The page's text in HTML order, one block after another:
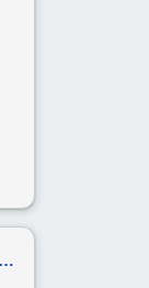
Cultural Yesha